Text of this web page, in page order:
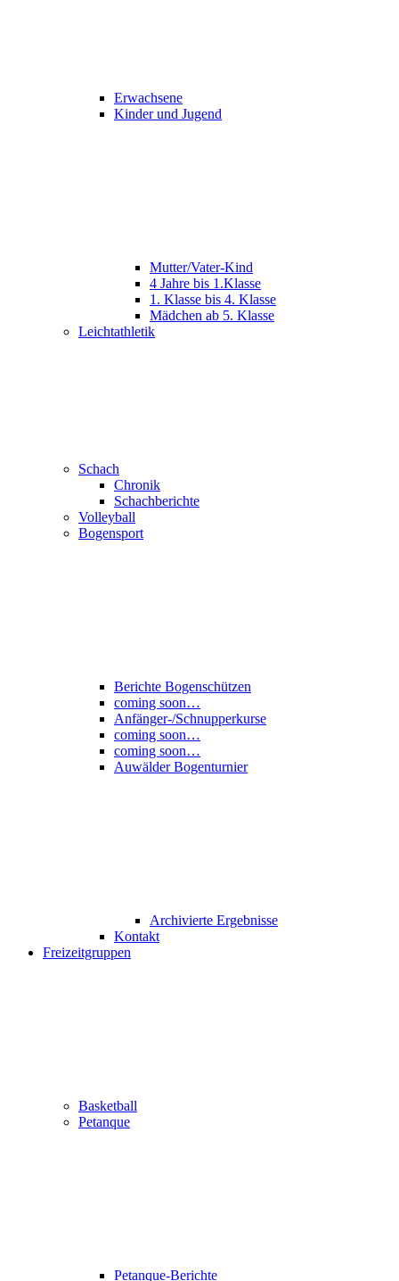
Erwachsene
Kinder und Jugend
Mutter/Vater-Kind
4 Jahre bis 1.Klasse
1. Klasse bis 4. Klasse
Mädchen ab 5. Klasse
Leichtathletik
Schach
Chronik
Schachberichte
Volleyball
Bogensport
Berichte Bogenschützen
coming soon…
Anfänger-/Schnupperkurse
coming soon…
coming soon…
Auwälder Bogenturnier
Archivierte Ergebnisse
Kontakt
Freizeitgruppen
Basketball
Petanque
Petanque-Berichte